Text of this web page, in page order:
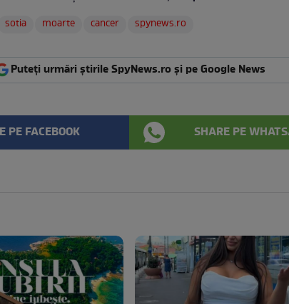
sotia moarte cancer spynews.ro
Puteți urmări știrile SpyNews.ro și pe Google News
PE FACEBOOK SHARE PE